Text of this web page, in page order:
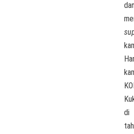
di